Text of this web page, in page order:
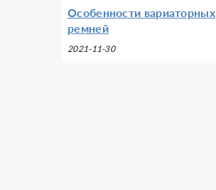
Особенности вариаторных
ремней
2021-11-30